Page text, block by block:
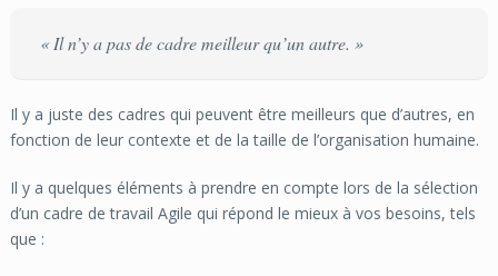
« Il n’y a pas de cadre meilleur qu’un autre. »
Il y a juste des cadres qui peuvent être meilleurs que d’autres, en
fonction de leur contexte et de la taille de l’organisation humaine.
Il y a quelques éléments à prendre en compte lors de la sélection
d’un cadre de travail Agile qui répond le mieux à vos besoins, tels
que :